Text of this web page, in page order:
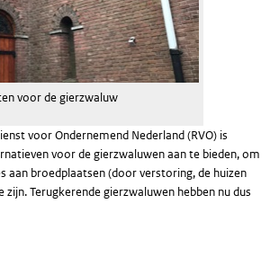
voor de gierzwaluw
voor Ondernemend Nederland (RVO) is
voor de gierzwaluwen aan te bieden, om
aan broedplaatsen (door verstoring, de huizen
Terugkerende gierzwaluwen hebben nu dus